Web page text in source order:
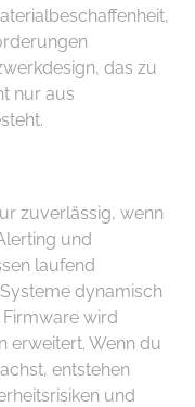
das zu
nur aus
zuverlässig, wenn
und
laufend
dynamisch
wird
erweitert. Wenn du
entstehen
und